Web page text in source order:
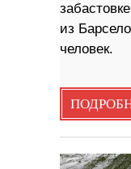
из
человек.